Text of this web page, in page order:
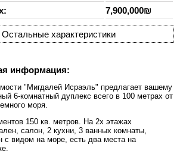
7,900,000₪
Остальные характеристики
информация:
"Мигдалей Исраэль" предлагает вашему
6-комнатный дуплекс всего в 100 метрах от
моря.
150 кв. метров. На 2х этажах
салон, 2 кухни, 3 ванных комнаты,
с видом на море, есть два места на